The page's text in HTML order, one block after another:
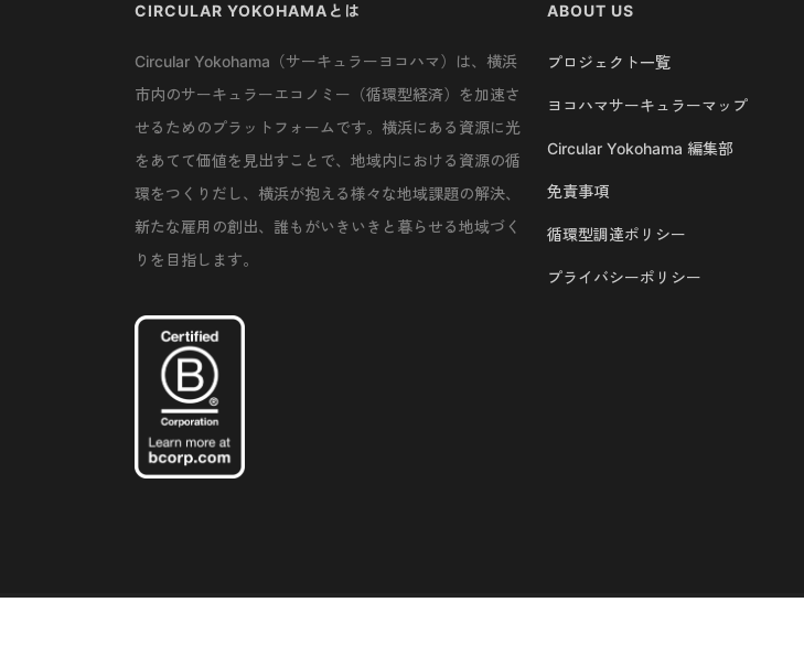
CIRCULAR YOKOHAMAとは
Circular Yokohama（サーキュラーヨコハマ）は、横浜
市内のサーキュラーエコノミー（循環型経済）を加速さ
せるためのプラットフォームです。横浜にある資源に光
をあてて価値を見出すことで、地域内における資源の循
環をつくりだし、横浜が抱える様々な地域課題の解決、
新たな雇用の創出、誰もがいきいきと暮らせる地域づく
りを目指します。
ABOUT US
プロジェクト一覧
ヨコハマサーキュラーマップ
Circular Yokohama 編集部
免責事項
循環型調達ポリシー
プライバシーポリシー